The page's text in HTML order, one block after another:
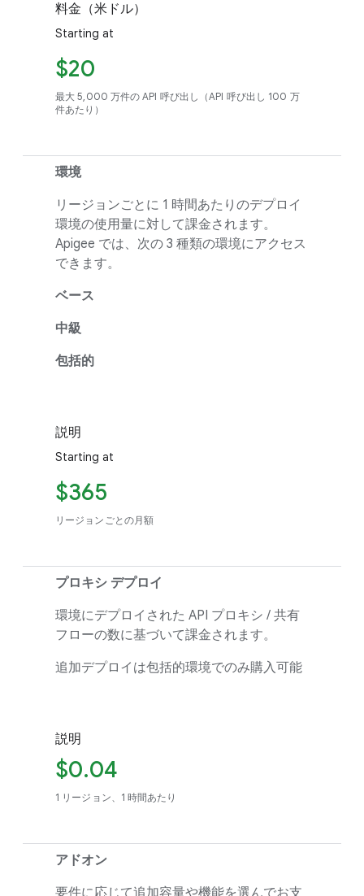
料金（米ドル）
Starting at
$20
最大 5,000 万件の API 呼び出し（API 呼び出し 100 万
件あたり）
環境
リージョンごとに 1 時間あたりのデプロイ
環境の使用量に対して課金されます。
Apigee では、次の 3 種類の環境にアクセス
できます。
ベース
中級
包括的
説明
Starting at
$365
リージョンごとの月額
プロキシ デプロイ
環境にデプロイされた API プロキシ / 共有
フローの数に基づいて課金されます。
追加デプロイは包括的環境でのみ購入可能
説明
$0.04
1 リージョン、1 時間あたり
アドオン